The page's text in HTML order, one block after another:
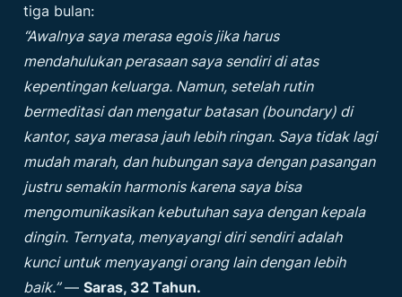
tiga bulan:
“Awalnya saya merasa egois jika harus
mendahulukan perasaan saya sendiri di atas
kepentingan keluarga. Namun, setelah rutin
bermeditasi dan mengatur batasan (boundary) di
kantor, saya merasa jauh lebih ringan. Saya tidak lagi
mudah marah, dan hubungan saya dengan pasangan
justru semakin harmonis karena saya bisa
mengomunikasikan kebutuhan saya dengan kepala
dingin. Ternyata, menyayangi diri sendiri adalah
kunci untuk menyayangi orang lain dengan lebih
baik.”—Saras, 32 Tahun.